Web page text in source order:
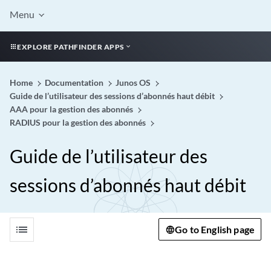
Menu
EXPLORE PATHFINDER APPS
Home Documentation
Junos OS
Guide de l’utilisateur des sessions d’abonnés haut débit
AAA pour la gestion des abonnés
RADIUS pour la gestion des abonnés
Guide de l’utilisateur des
sessions d’abonnés haut débit
list Go to English page